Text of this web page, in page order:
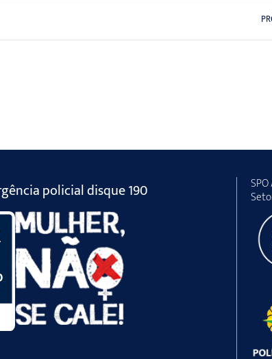
policial disque 190